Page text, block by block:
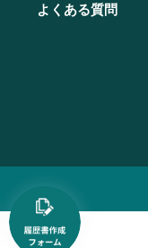
よくある質問